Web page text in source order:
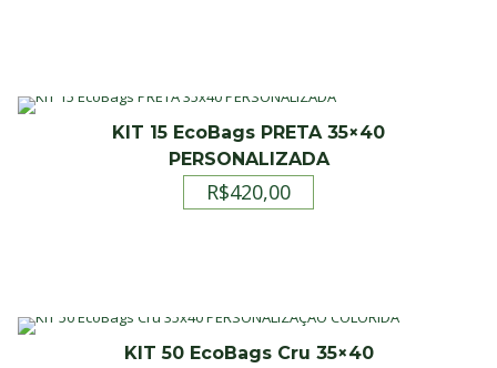
KIT 15 EcoBags PRETA 35×40
PERSONALIZADA
R$420,00
KIT 50 EcoBags Cru 35×40